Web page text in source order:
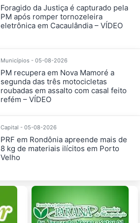
Foragido da Justiça é capturado pela
PM após romper tornozeleira
eletrônica em Cacaulândia – VÍDEO
Municípios - 05-08-2026
PM recupera em Nova Mamoré a
segunda das três motocicletas
roubadas em assalto com casal feito
refém – VÍDEO
Capital - 05-08-2026
PRF em Rondônia apreende mais de
8 kg de materiais ilícitos em Porto
Velho